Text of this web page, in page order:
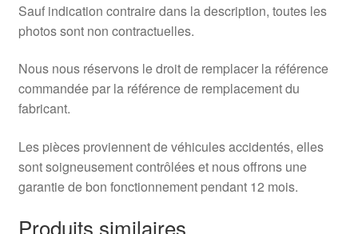
Sauf indication contraire dans la description, toutes les
photos sont non contractuelles.
Nous nous réservons le droit de remplacer la référence
commandée par la référence de remplacement du
fabricant.
Les pièces proviennent de véhicules accidentés, elles
sont soigneusement contrôlées et nous offrons une
garantie de bon fonctionnement pendant 12 mois.
Produits similaires